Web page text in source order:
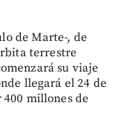
de Marte-, de
terrestre
su viaje
llegará el 24 de
millones de